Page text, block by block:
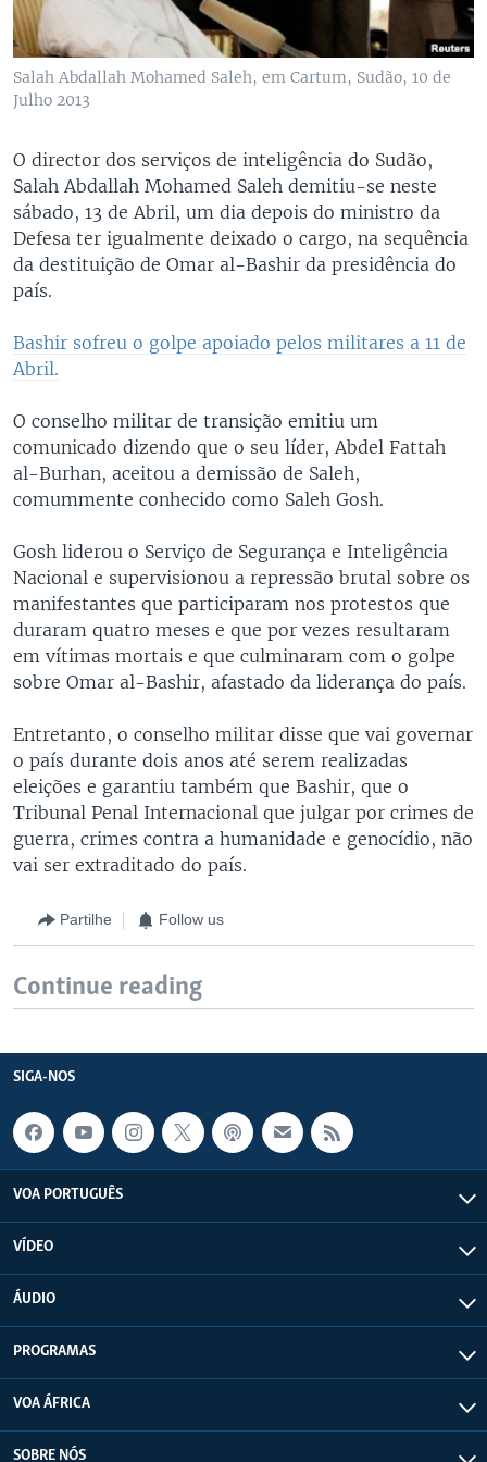
Salah Abdallah Mohamed Saleh, em Cartum, Sudão, 10 de
Julho 2013
O director dos serviços de inteligência do Sudão,
Salah Abdallah Mohamed Saleh demitiu-se neste
sábado, 13 de Abril, um dia depois do ministro da
Defesa ter igualmente deixado o cargo, na sequência
da destituição de Omar al-Bashir da presidência do
país.
Bashir sofreu o golpe apoiado pelos militares a 11 de
Abril.
O conselho militar de transição emitiu um
comunicado dizendo que o seu líder, Abdel Fattah
al-Burhan, aceitou a demissão de Saleh,
comummente conhecido como Saleh Gosh.
Gosh liderou o Serviço de Segurança e Inteligência
Nacional e supervisionou a repressão brutal sobre os
manifestantes que participaram nos protestos que
duraram quatro meses e que por vezes resultaram
em vítimas mortais e que culminaram com o golpe
sobre Omar al-Bashir, afastado da liderança do país.
Entretanto, o conselho militar disse que vai governar
o país durante dois anos até serem realizadas
eleições e garantiu também que Bashir, que o
Tribunal Penal Internacional que julgar por crimes de
guerra, crimes contra a humanidade e genocídio, não
vai ser extraditado do país.
Partilhe Follow us
Continue reading
SIGA-NOS
VOA PORTUGUÊS
VÍDEO
ÁUDIO
PROGRAMAS
VOA ÁFRICA
SOBRE NÓS